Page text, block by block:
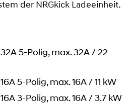
der NRGkick Ladeeinheit.
5-Polig, max. 32A / 22
5-Polig, max. 16A / 11 kW
3-Polig, max. 16A / 3.7 kW